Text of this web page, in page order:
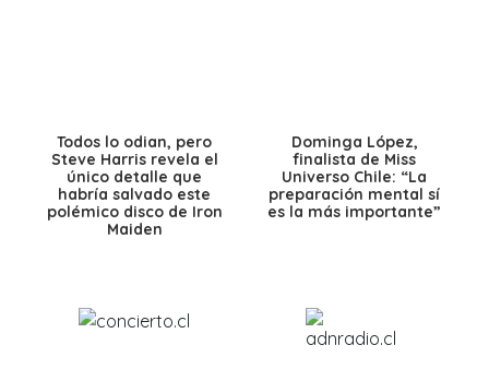
Todos lo odian, pero
Steve Harris revela el
único detalle que
habría salvado este
polémico disco de Iron
Maiden
Dominga López,
finalista de Miss
Universo Chile: “La
preparación mental sí
es la más importante”